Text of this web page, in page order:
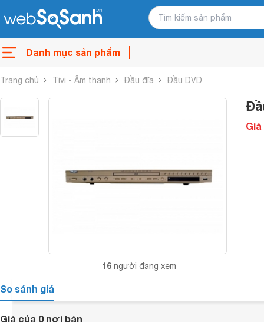
Danh mục sản phẩm
Trang chủ Tivi - Âm thanh Đầu đĩa Đầu DVD
16 người đang xem
So sánh giá
Giá của 0 nơi bán